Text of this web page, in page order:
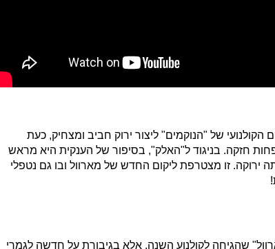
של "הנוקמים" ליצור ירוק חביב ומצחיק, כעת
חזקה. בניגוד ל"האלק", בסיפור של הענקית היא מראש
ירוקה. זו מצטרפת ליקום החדש של מארוול ובו גם נטפלי
שהגיחה לקולנוע השנה, אלא בגיבורת על חדשה לגמרי